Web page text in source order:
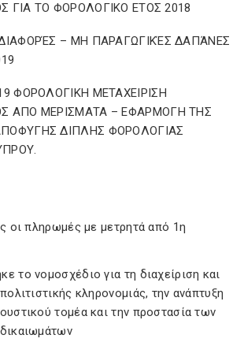
οι πληρωμές με μετρητά από 1η
το νομοσχέδιο για τη διαχείριση και
κληρονομιάς, την ανάπτυξη
τομέα και την προστασία των
ΓΙΑ ΤΟ ΦΟΡΟΛΟΓΙΚΟ ΕΤΟΣ 2018
– ΜΗ ΠΑΡΑΓΩΓΙΚΈΣ ΔΑΠΆΝΕΣ
ΦΟΡΟΛΟΓΙΚΗ ΜΕΤΑΧΕΙΡΙΣΗ
ΑΠΟ ΜΕΡΙΣΜΑΤΑ – ΕΦΑΡΜΟΓΗ ΤΗΣ
ΔΙΠΛΗΣ ΦΟΡΟΛΟΓΙΑΣ